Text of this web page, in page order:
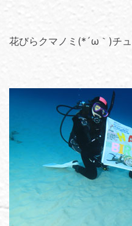
花びらクマノミ(*´ω｀)チュ